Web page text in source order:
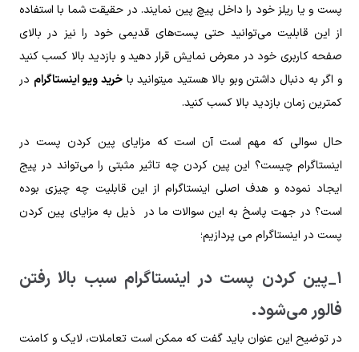
پست و یا ریلز خود را داخل پیچ پین نمایند. در حقیقت شما با استفاده
از این قابلیت می‌توانید حتی پست‌های قدیمی خود را نیز در بالای
صفحه کاربری خود در معرض نمایش قرار دهید و بازدید بالا کسب کنید
و اگر به دنبال داشتن وبو بالا هستید میتوانید با خرید ویو اینستاگرام در
کمترین زمان بازدید بالا کسب کنید.
حال سوالی که مهم است آن است که مزایای پین کردن پست در
اینستاگرام چیست؟ این پین کردن چه تاثیر مثبتی را می‌تواند در پیج
ایجاد نموده و هدف اصلی اینستاگرام از این قابلیت چه چیزی بوده
است؟ در جهت پاسخ به این سوالات ما در ذیل به مزایای پین کردن
پست در اینستاگرام می پردازیم؛
۱_پین کردن پست در اینستاگرام سبب بالا رفتن
فالور می‌شود.
در توضیح این عنوان باید گفت که ممکن است تعاملات، لایک و کامنت